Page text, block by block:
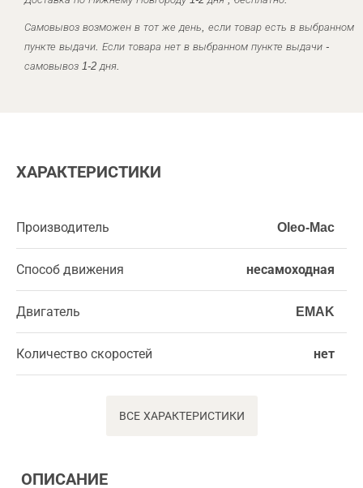
Самовывоз возможен в тот же день, если товар есть в выбранном
пункте выдачи. Если товара нет в выбранном пункте выдачи -
самовывоз 1-2 дня.
ХАРАКТЕРИСТИКИ
Производитель Oleo-Mac
Способ движения несамоходная
Двигатель EMAK
Количество скоростей нет
ВСЕ ХАРАКТЕРИСТИКИ
ОПИСАНИЕ